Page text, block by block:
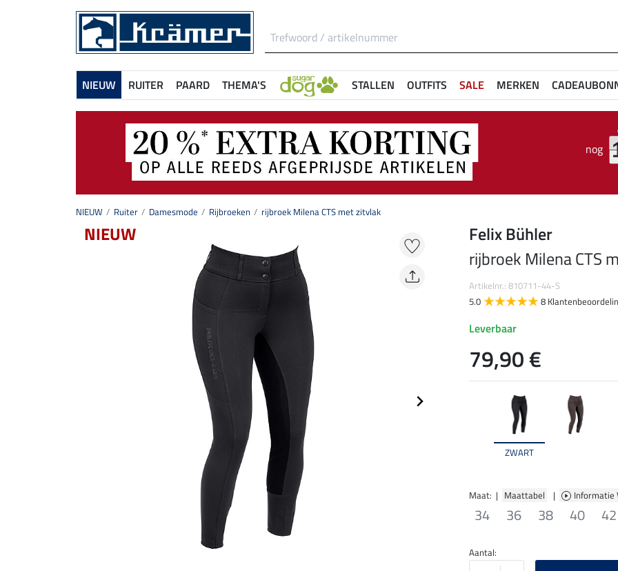
NIEUW RUITER PAARD THEMA'S STALLEN OUTFITS SALE MERKEN
nog
NIEUW Ruiter Damesmode Rijbroeken rijbroek Milena CTS met zitvlak
NIEUW
ZWART
Maat: | Maattabel | Informatie
34 36 38 40 42
Felix Bühler
rijbroek Milena CTS
Artikelnr.: 810711-44-S
5.0
8
Leverbaar
79,90 €
Aantal: